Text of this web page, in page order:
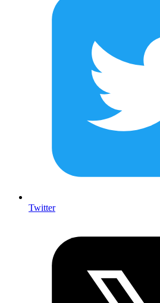
Twitter